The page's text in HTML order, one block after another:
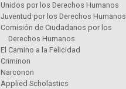
Unidos por los Derechos Humanos
Juventud por los Derechos Humanos
Comisión de Ciudadanos por los
Derechos Humanos
El Camino a la Felicidad
Criminon
Narconon
Applied Scholastics